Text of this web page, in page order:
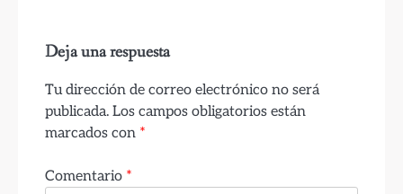
Deja una respuesta
Tu dirección de correo electrónico no será
publicada. Los campos obligatorios están
marcados con *
Comentario *